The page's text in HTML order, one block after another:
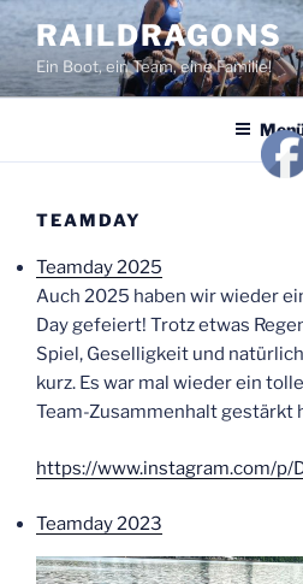
Inhalt
springen
RAILDRAGONS
Ein Boot, ein Team, eine Familie!
TEAMDAY
Teamday 2025
Auch 2025 haben wir wieder
Day gefeiert! Trotz etwas
Spiel, Geselligkeit und
kurz. Es war mal wieder ein
Team-Zusammenhalt gestärkt
https://www.instagram.com/p/
Teamday 2023